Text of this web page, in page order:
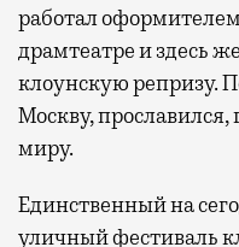
работал
драмтеатре и здесь
клоунскую репризу.
Москву, прославился,
миру.
Единственный на
уличный фестиваль